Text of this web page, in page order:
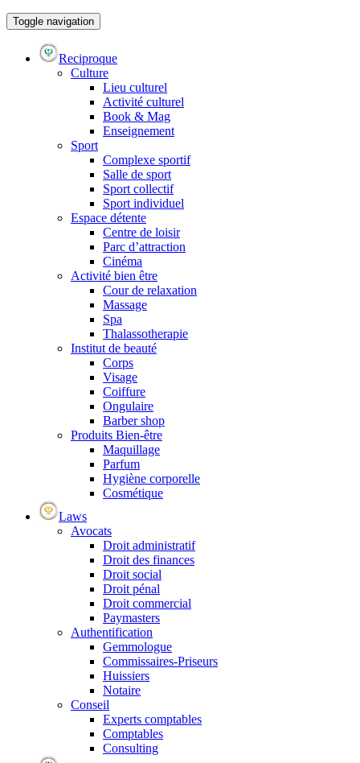
Toggle navigation
Reciproque
Culture
Lieu culturel
Activité culturel
Book & Mag
Enseignement
Sport
Complexe sportif
Salle de sport
Sport collectif
Sport individuel
Espace détente
Centre de loisir
Parc d’attraction
Cinéma
Activité bien être
Cour de relaxation
Massage
Spa
Thalassotherapie
Institut de beauté
Corps
Visage
Coiffure
Ongulaire
Barber shop
Produits Bien-être
Maquillage
Parfum
Hygiène corporelle
Cosmétique
Laws
Avocats
Droit administratif
Droit des finances
Droit social
Droit pénal
Droit commercial
Paymasters
Authentification
Gemmologue
Commissaires-Priseurs
Huissiers
Notaire
Conseil
Experts comptables
Comptables
Consulting